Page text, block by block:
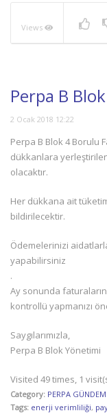
Views
Perpa B
2 Ocak 2018 12:22
Perpa B Blok 4 Borulu
dükkanlara
olacaktır.
Her dükkana ait
bildirilecektir.
Ödemelerinizi
yapabilirsiniz
.
Ay sonunda
kontrollü yapmanızı
Saygılarımızla,
Perpa B Blok Yönetimi
Visited 49 times, 1
Category: PERPA GÜNDEM
Tags: enerji verimliliği,